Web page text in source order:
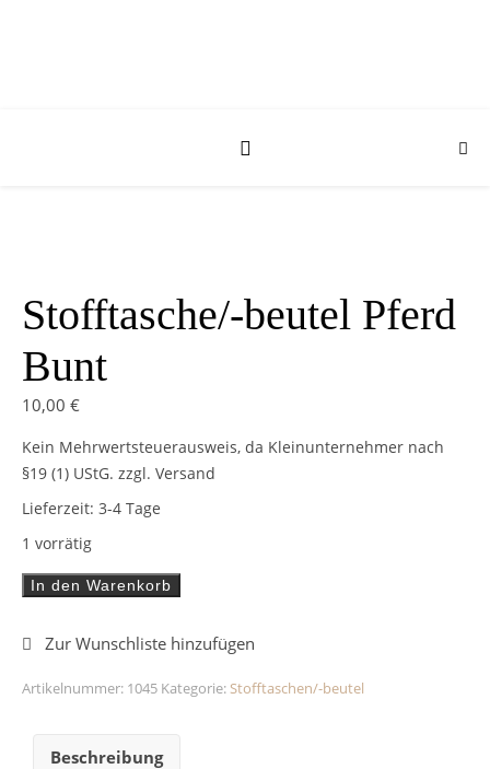
Stofftasche/-beutel Pferd
Bunt
10,00 €
Kein Mehrwertsteuerausweis, da Kleinunternehmer nach
§19 (1) UStG. zzgl. Versand
Lieferzeit: 3-4 Tage
1 vorrätig
Stofftasche/-beutel Pferd Bunt Menge
In den Warenkorb
Artikelnummer: 1045 Kategorie: Stofftaschen/-beutel
Beschreibung